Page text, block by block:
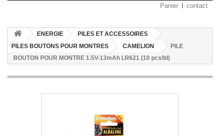
Panier contact
ENERGIE
PILES ET ACCESSOIRES
PILES BOUTONS POUR MONTRES
CAMELION
PILE
BOUTON POUR MONTRE 1.5V-13mAh LR621 (10 pcs/bl)